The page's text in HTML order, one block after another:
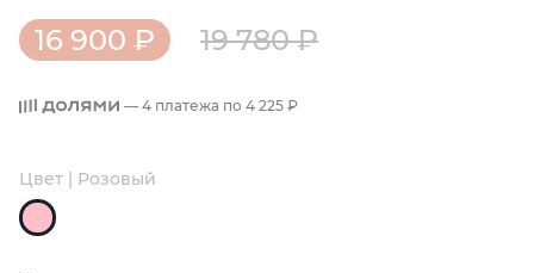
16 900 ₽ 19 780 ₽
— 4 платежа по 4 225 ₽
Цвет | Розовый